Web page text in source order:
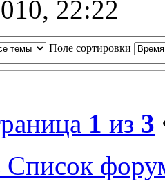
22:22
Поле сортировки
1 из 3
Список